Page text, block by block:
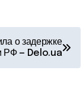
о задержке
РФ — Delo.ua